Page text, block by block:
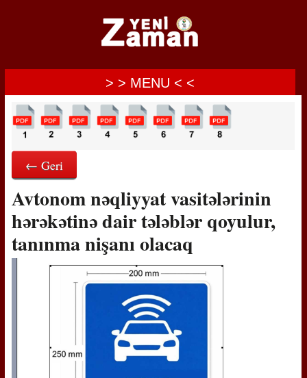
> > MENU < <
← Geri
Avtonom nəqliyyat vasitələrinin
hərəkətinə dair tələblər qoyulur,
tanınma nişanı olacaq